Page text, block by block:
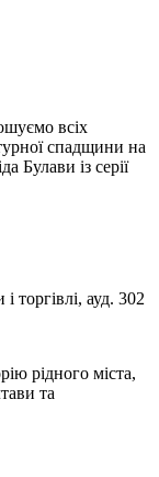
всіх
спадщини на
Булави із серії
торгівлі, ауд. 302
рідного міста,
та